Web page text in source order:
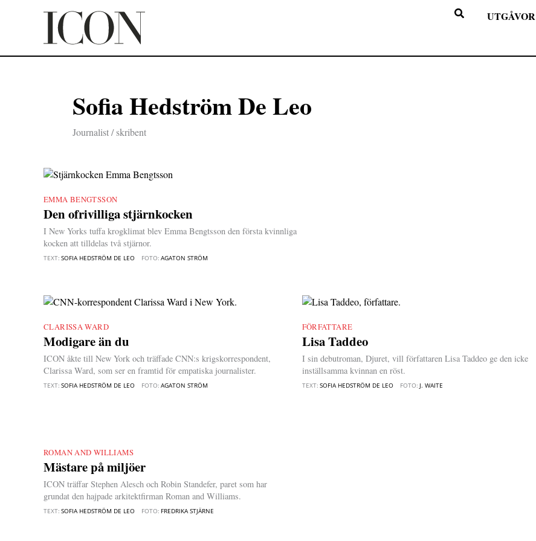
UTGÅVOR
Sofia Hedström De Leo
Journalist / skribent
EMMA BENGTSSON
Den ofrivilliga stjärnkocken
I New Yorks tuffa krogklimat blev Emma Bengtsson den första kvinnliga
kocken att tilldelas två stjärnor.
TEXT:SOFIA HEDSTRÖM DE LEO FOTO:AGATON STRÖM
CLARISSA WARD
Modigare än du
ICON åkte till New York och träffade CNN:s krigskorrespondent,
Clarissa Ward, som ser en framtid för empatiska journalister.
TEXT:SOFIA HEDSTRÖM DE LEO FOTO:AGATON STRÖM
FÖRFATTARE
Lisa Taddeo
I sin debutroman, Djuret, vill författaren Lisa Taddeo ge den icke
inställsamma kvinnan en röst.
TEXT:SOFIA HEDSTRÖM DE LEO FOTO: J. WAITE
ROMAN AND WILLIAMS|
Mästare på miljöer
ICON träffar Stephen Alesch och Robin Standefer, paret som har
grundat den hajpade arkitektfirman Roman and Williams.
TEXT:SOFIA HEDSTRÖM DE LEO FOTO: FREDRIKA STJÄRNE